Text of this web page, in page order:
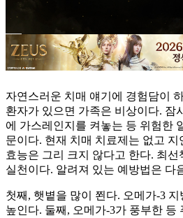
자연스러운 치매 얘기에 경험담이
환자가 있으면 가족은 비상이다. 잠
에 가스레인지를 켜놓는 등 위험한
문이다. 현재 치매 치료제는 없고
효능은 그리 크지 않다고 한다. 최
실천이다. 알려져 있는 예방법은 다
첫째, 햇볕을 많이 쬔다. 오메가-3
높인다. 둘째, 오메가-3가 풍부한 등